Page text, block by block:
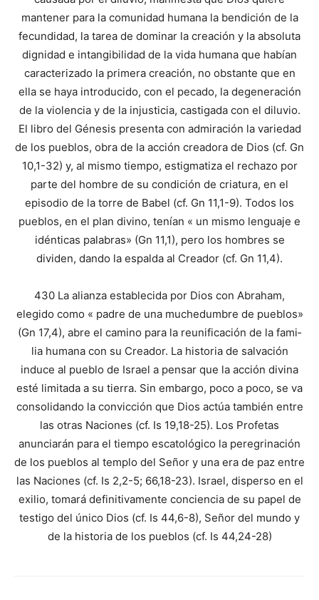
mantener para la comunidad humana la bendición de la
fecundidad, la tarea de do­minar la creación y la absoluta
dignidad e intangibilidad de la vida hu­mana que habían
caracterizado la primera creación, no obstante que en
ella se haya introducido, con el pecado, la degeneración
de la violencia y de la injusticia, castigada con el diluvio.
El libro del Génesis presenta con admiración la variedad
de los pue­blos, obra de la acción creadora de Dios (cf. Gn
10,1-32) y, al mismo tiempo, estigmatiza el rechazo por
parte del hombre de su condición de criatura, en el
episodio de la torre de Babel (cf. Gn 11,1-9). Todos los
pue­blos, en el plan divino, tenían « un mismo lenguaje e
idénticas palabras» (Gn 11,1), pero los hombres se
dividen, dando la espalda al Creador (cf. Gn 11,4).
430 La alianza establecida por Dios con Abraham,
elegido como « padre de una muchedumbre de pueblos»
(Gn 17,4), abre el camino para la reunificación de la fami­
lia humana con su Creador. La historia de salvación
induce al pueblo de Israel a pensar que la acción divina
esté limitada a su tierra. Sin em­bargo, poco a poco, se va
consolidando la convicción que Dios actúa también entre
las otras Naciones (cf. Is 19,18-25). Los Profetas
anunciarán para el tiempo escatológico la peregrinación
de los pueblos al templo del Señor y una era de paz entre
las Naciones (cf. Is 2,2-5; 66,18-23). Israel, disperso en el
exilio, tomará definitivamente conciencia de su papel de
testigo del único Dios (cf. Is 44,6-8), Señor del mundo y
de la historia de los pueblos (cf. Is 44,24-28)